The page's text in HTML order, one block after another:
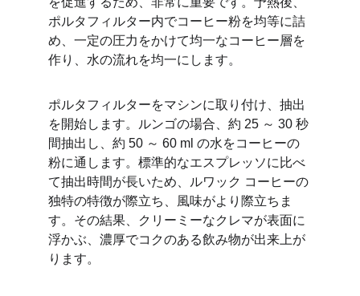
ポルタフィルター内でコーヒー粉を均等に詰
め、一定の圧力をかけて均一なコーヒー層を
作り、水の流れを均一にします。
ポルタフィルターをマシンに取り付け、抽出
を開始します。ルンゴの場合、約 25 ～ 30 秒
間抽出し、約 50 ～ 60 ml の水をコーヒーの
粉に通します。標準的なエスプレッソに比べ
て抽出時間が長いため、ルワック コーヒーの
独特の特徴が際立ち、風味がより際立ちま
す。その結果、クリーミーなクレマが表面に
浮かぶ、濃厚でコクのある飲み物が出来上が
ります。